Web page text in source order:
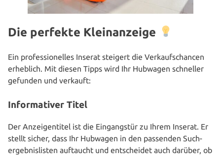
Die perfekte Kleinanzeige
Ein pro­fes­sio­nel­les Inserat steigert die Ver­kaufs­chan­cen
erheblich. Mit diesen Tipps wird Ihr Hubwagen schneller
gefunden und verkauft:
Informativer Titel
Der Anzei­gen­ti­tel ist die Ein­gangs­tür zu Ihrem Inserat. Er
stellt sicher, dass Ihr Hubwagen in den passenden Such­
ergeb­nis­lis­ten auftaucht und ent­schei­det auch darüber, ob